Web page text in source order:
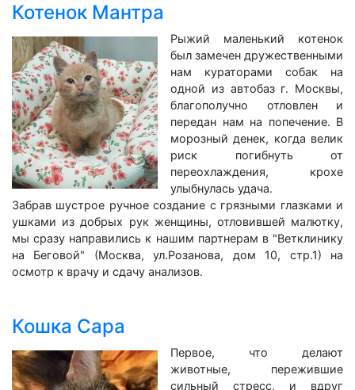
Котенок Мантра
Рыжий маленький котенок
был замечен дружественными
нам кураторами собак на
одной из автобаз г. Москвы,
благополучно отловлен и
передан нам на попечение. В
морозный денек, когда велик
риск погибнуть от
переохлаждения, крохе
улыбнулась удача.
Забрав шустрое ручное создание с грязными глазками и
ушками из добрых рук женщины, отловившей малютку,
мы сразу направились к нашим партнерам в "Ветклинику
на Беговой" (Москва, ул.Розанова, дом 10, стр.1) на
осмотр к врачу и сдачу анализов.
Кошка Сара
Первое, что делают
животные, пережившие
сильный стресс, и вдруг